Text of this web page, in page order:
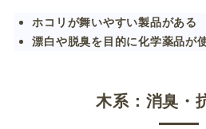
ホコリが舞いやすい製品がある
漂白や脱臭を目的に化学薬品が
木系：消臭・